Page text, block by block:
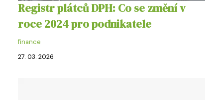
Registr plátců DPH: Co se změní v
roce 2024 pro podnikatele
finance
27. 03. 2026